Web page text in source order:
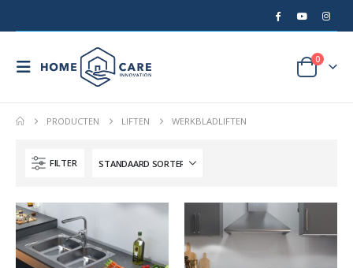
0
PRODUCTEN LIFTEN WERKBLADLIFTEN
FILTER